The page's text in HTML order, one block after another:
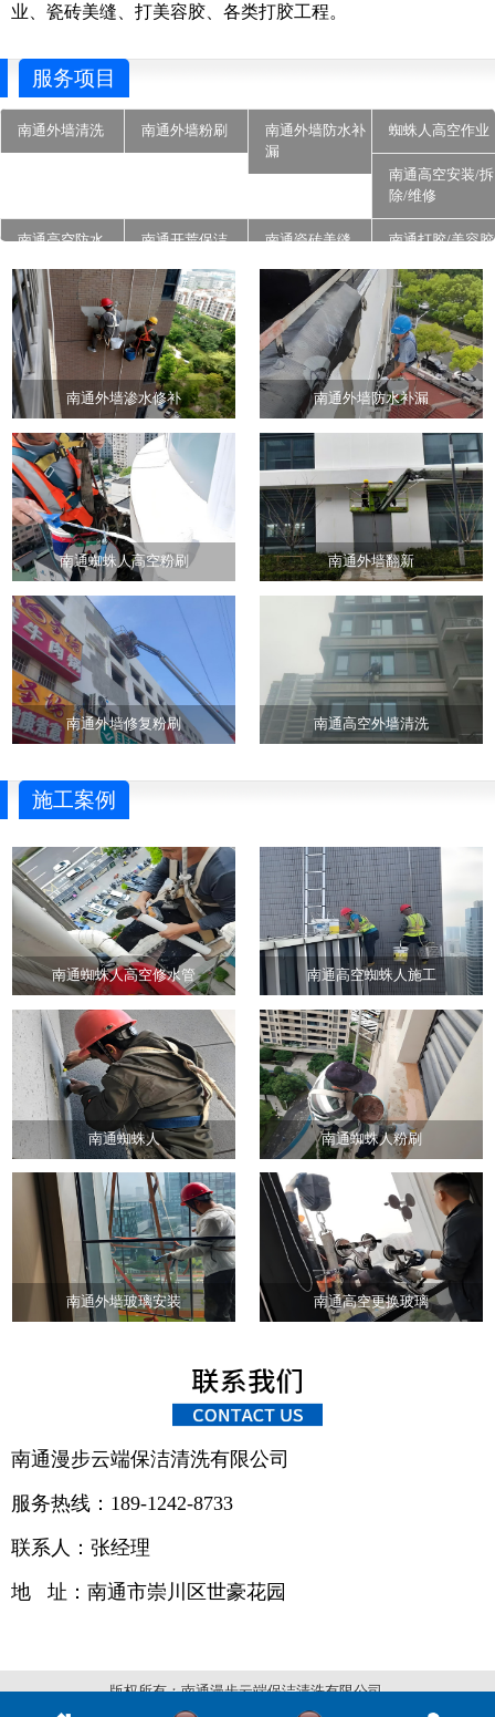
业、瓷砖美缝、打美容胶、各类打胶工程。
服务项目
南通外墙清洗 南通外墙粉刷
南通外墙防水补
漏
蜘蛛人高空作业
南通高空安装/拆
除/维修
南通高空防水 南通开荒保洁 南通瓷砖美缝 南通打胶/美容胶
南通石材翻新养
护
南通地面高压清
洗
南通外墙真石漆
施工
南通外墙渗水修补 南通外墙防水补漏
南通蜘蛛人高空粉刷 南通外墙翻新
南通外墙修复粉刷 南通高空外墙清洗
施工案例
南通蜘蛛人高空修水管 南通高空蜘蛛人施工
南通蜘蛛人 南通蜘蛛人粉刷
南通外墙玻璃安装 南通高空更换玻璃
南通漫步云端保洁清洗有限公司
服务热线：189-1242-8733
联系人：张经理
地 址： 南通市崇川区世豪花园
版权所有：南通漫步云端保洁清洗有限公司